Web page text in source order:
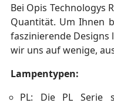
Bei Opis Technologys
Quantität. Um Ihnen
faszinierende Designs
wir uns auf wenige,
Lampentypen:
PL: Die PL Serie